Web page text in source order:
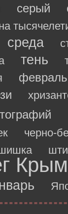
серый
среда
тень
февраль
черно-